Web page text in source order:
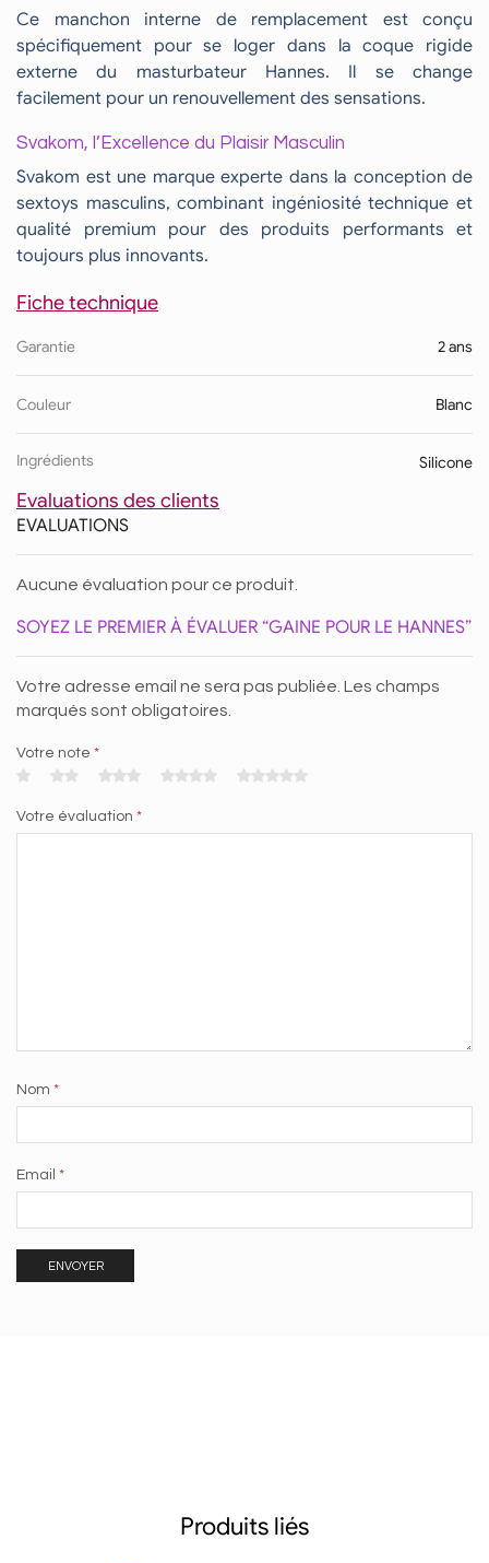
Ce manchon interne de remplacement est conçu
spécifiquement pour se loger dans la coque rigide
externe du masturbateur Hannes. Il se change
facilement pour un renouvellement des sensations.
Svakom, l’Excellence du Plaisir Masculin
Svakom est une marque experte dans la conception de
sextoys masculins, combinant ingéniosité technique et
qualité premium pour des produits performants et
toujours plus innovants.
Fiche technique
Garantie 2 ans
Couleur Blanc
Ingrédients Silicone
Evaluations des clients
EVALUATIONS
Aucune évaluation pour ce produit.
SOYEZ LE PREMIER À ÉVALUER “GAINE POUR LE HANNES”
Votre adresse email ne sera pas publiée. Les champs
marqués sont obligatoires.
Votre note *
Votre évaluation *
Nom *
Email *
Produits liés